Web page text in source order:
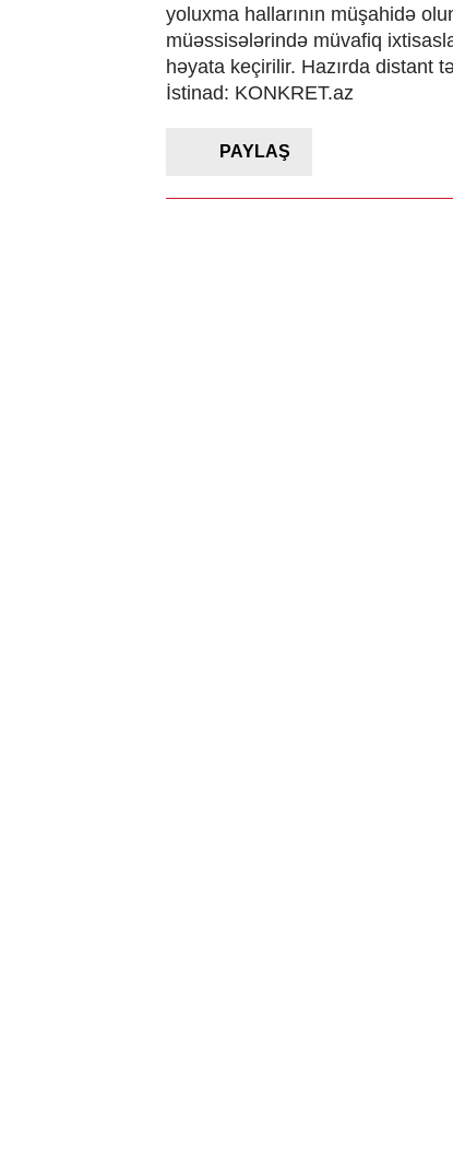
yoluxma hallarının müşahidə
müəssisələrində müvafiq
həyata keçirilir. Hazırda distant
İstinad: KONKRET.az
PAYLAŞ